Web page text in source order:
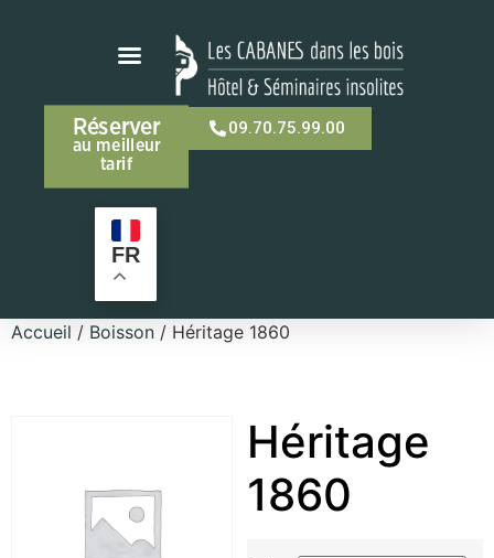
Réserver
au meilleur
tarif
09.70.75.99.00
FR
Accueil / Boisson / Héritage 1860
Héritage
1860